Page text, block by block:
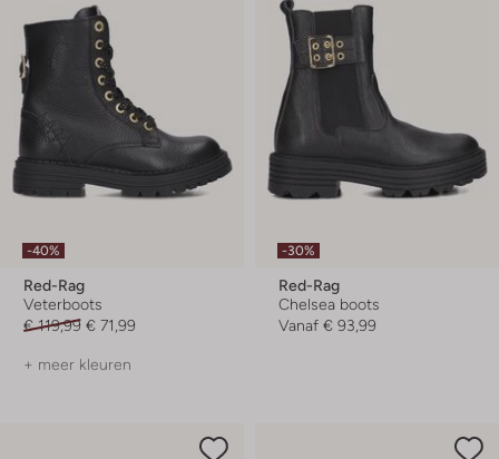
-40%
Red-Rag
Veterboots
€ 119,99 € 71,99
+ meer kleuren
-30%
Red-Rag
Chelsea boots
Vanaf € 93,99